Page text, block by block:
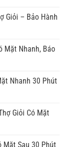
Giỏi – Bảo Hành
Mặt Nhanh, Báo
Nhanh 30 Phút
Giỏi Có Mặt
Mặt Sau 30 Phút